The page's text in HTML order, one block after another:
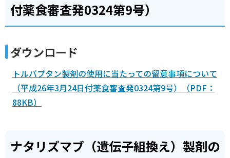
付薬食審査発0324第9号）
ダウンロード
トルバプタン製剤の使用に当たっての留意事項について
（平成26年3月24日付薬食審査発0324第9号）（PDF：
88KB）
ナタリズマブ（遺伝子組換え）製剤の